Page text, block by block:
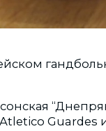
Guardes